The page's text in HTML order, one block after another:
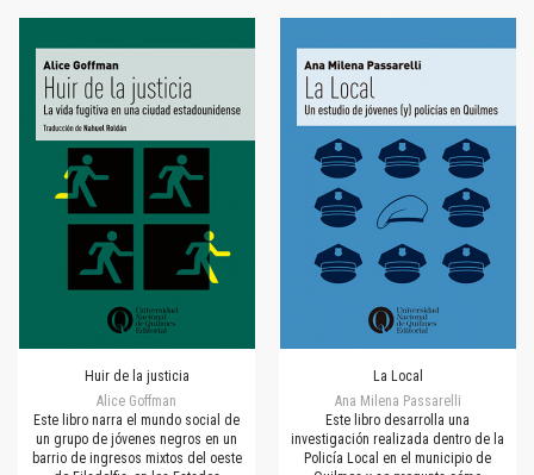
Huir de la justicia
Alice Goffman
Este libro narra el mundo social de
un grupo de jóvenes negros en un
barrio de ingresos mixtos del oeste
La Local
Ana Milena Passarelli
Este libro desarrolla una
investigación realizada dentro de la
Policía Local en el municipio de